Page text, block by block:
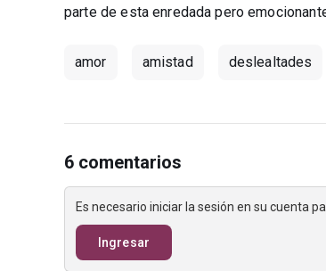
parte de esta enredada pero
amor amistad deslealtades
6 comentarios
Es necesario iniciar la sesión en su cuenta
Ingresar